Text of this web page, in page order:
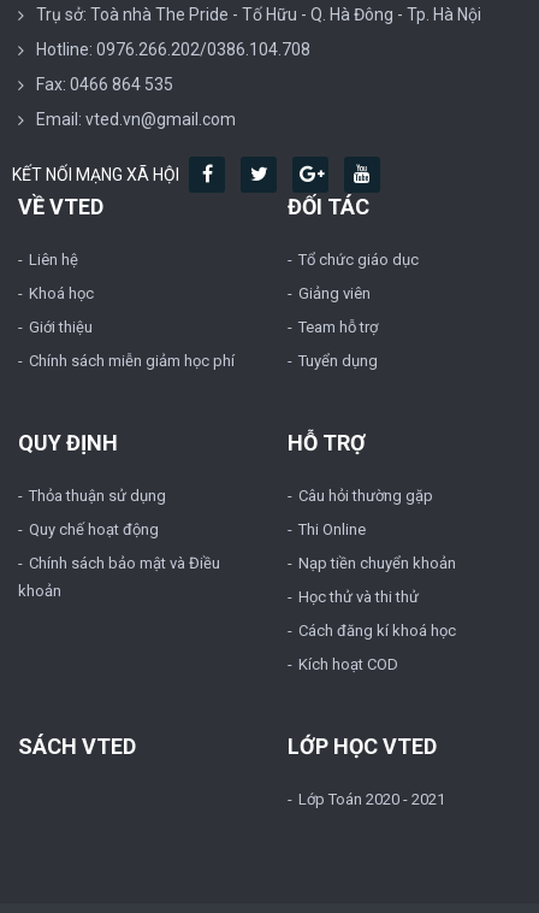
Trụ sở: Toà nhà The Pride - Tố Hữu - Q. Hà Đông - Tp. Hà Nội
Hotline: 0976.266.202/0386.104.708
Fax: 0466 864 535
Email: vted.vn@gmail.com
KẾT NỐI MẠNG XÃ HỘI
VỀ VTED
Liên hệ
Khoá học
Giới thiệu
Chính sách miễn giảm học phí
ĐỐI TÁC
Tổ chức giáo dục
Giảng viên
Team hỗ trợ
Tuyển dụng
QUY ĐỊNH
Thỏa thuận sử dụng
Quy chế hoạt động
Chính sách bảo mật và Điều
khoản
HỖ TRỢ
Câu hỏi thường gặp
Thi Online
Nạp tiền chuyển khoản
Học thử và thi thử
Cách đăng kí khoá học
Kích hoạt COD
SÁCH VTED LỚP HỌC VTED
Lớp Toán 2020 - 2021